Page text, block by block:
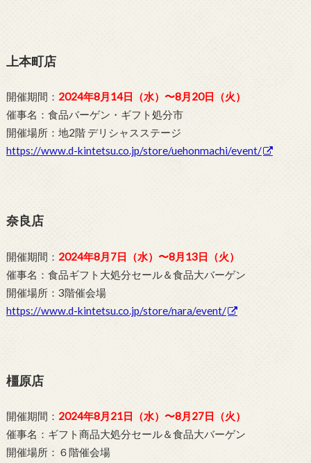
上本町店
開催期間： 2024年8月14日（水）〜8月20日（火）
催事名：食品バーゲン・ギフト処分市
開催場所：地2階 デリシャスステージ
https://www.d-kintetsu.co.jp/store/uehonmachi/event/
奈良店
開催期間： 2024年8月7日（水）〜8月13日（火）
催事名：食品ギフト大処分セール＆食品大バーゲン
開催場所：3階催会場
https://www.d-kintetsu.co.jp/store/nara/event/
橿原店
開催期間： 2024年8月21日（水）〜8月27日（火）
催事名：ギフト商品大処分セール＆食品大バーゲン
開催場所：６階催会場